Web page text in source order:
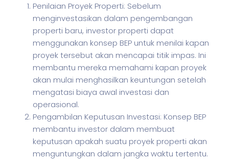
Penilaian Proyek Properti: Sebelum
menginvestasikan dalam pengembangan
properti baru, investor properti dapat
menggunakan konsep BEP untuk menilai kapan
proyek tersebut akan mencapai titik impas. Ini
membantu mereka memahami kapan proyek
akan mulai menghasilkan keuntungan setelah
mengatasi biaya awal investasi dan
operasional.
Pengambilan Keputusan Investasi: Konsep BEP
membantu investor dalam membuat
keputusan apakah suatu proyek properti akan
menguntungkan dalam jangka waktu tertentu.